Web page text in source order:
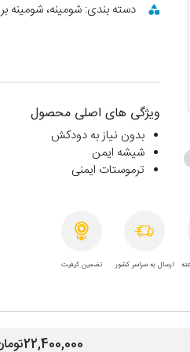
دسته بندی: شومینه، شومینه
ویژگی های اصلی محصول
بدون نیاز به دودکش
شیشه ایمن
ترموستات ایمنی
ارسال به سراسر کشور تضمین کیفیت
22,400,000تومان